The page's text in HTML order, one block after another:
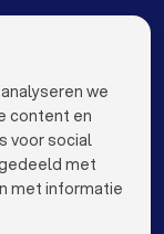
in Tilburg
Nijmegen
in Haarlem
Amersfoort
keyboard_arrow_down
we
content en
voor social
met
met informatie